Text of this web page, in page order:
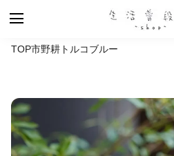
TOP市野耕 トルコブルー